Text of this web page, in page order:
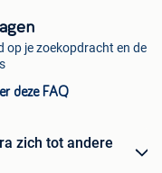
op je zoekopdracht en de
deze FAQ
zich tot andere